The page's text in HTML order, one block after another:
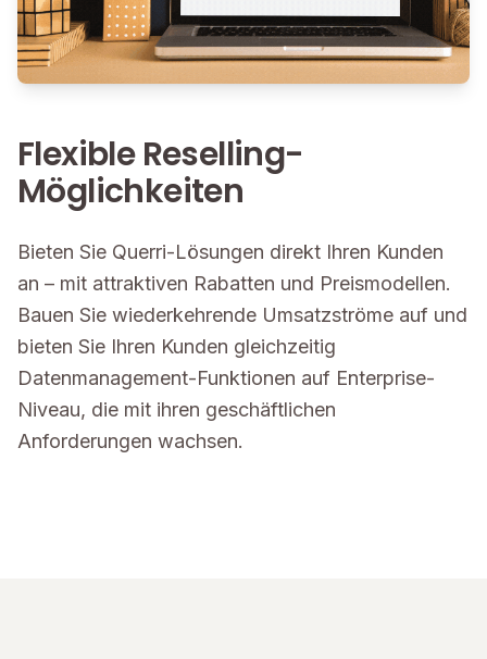
Flexible Reselling-
Möglichkeiten
Bieten Sie Querri-Lösungen direkt Ihren Kunden
an – mit attraktiven Rabatten und Preismodellen.
Bauen Sie wiederkehrende Umsatzströme auf und
bieten Sie Ihren Kunden gleichzeitig
Datenmanagement-Funktionen auf Enterprise-
Niveau, die mit ihren geschäftlichen
Anforderungen wachsen.